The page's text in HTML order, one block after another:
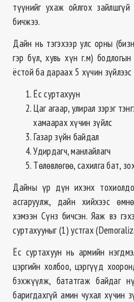
түүнийг ухаж ойлгох
бичжээ.
Дайн нь тэгэхээр улс орны
гэр бүл, хувь хүн г.м)
ёстой ба дараах 5 хүчин
Ёс суртахуун
Цаг агаар, улирал зэрэг
хамаарах хүчин зүйлс
Газар зүйн байдал
Удирдагч, манлайлагч
Төлөвлөгөө, сахилга бат,
Дайны үр дүн ихэнх
асгаруулж, дайн хийхээс
хэмээн Сүнз бичсэн. Яаж вэ
суртахууныг (1) устгах
Ёс суртахуун нь армийн
цэргийн холбоо, цэргүүд
бэхжүүлж, бататгаж байдаг
баригдахгүй амин чухал хүчин